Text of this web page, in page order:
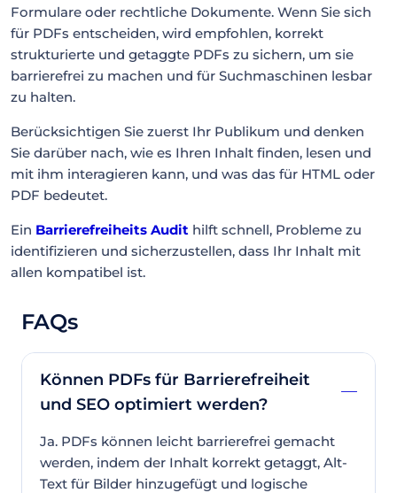
Formulare oder rechtliche Dokumente. Wenn Sie sich
für PDFs entscheiden, wird empfohlen, korrekt
strukturierte und getaggte PDFs zu sichern, um sie
barrierefrei zu machen und für Suchmaschinen lesbar
zu halten.
Berücksichtigen Sie zuerst Ihr Publikum und denken
Sie darüber nach, wie es Ihren Inhalt finden, lesen und
mit ihm interagieren kann, und was das für HTML oder
PDF bedeutet.
Ein Barrierefreiheits Audit hilft schnell, Probleme zu
identifizieren und sicherzustellen, dass Ihr Inhalt mit
allen kompatibel ist.
FAQs
Können PDFs für Barrierefreiheit
und SEO optimiert werden?
Ja. PDFs können leicht barrierefrei gemacht
werden, indem der Inhalt korrekt getaggt, Alt-
Text für Bilder hinzugefügt und logische